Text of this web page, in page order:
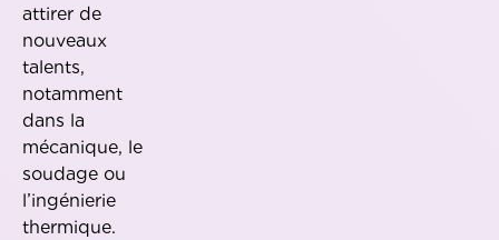
attirer de
nouveaux
talents,
notamment
dans la
mécanique, le
soudage ou
l’ingénierie
thermique.